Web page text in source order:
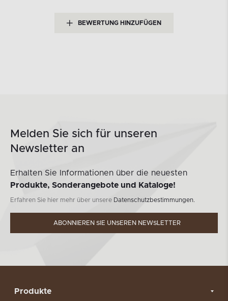
BEWERTUNG HINZUFÜGEN
Melden Sie sich für unseren
Newsletter an
Erhalten Sie Informationen über die neuesten
Produkte, Sonderangebote und Kataloge!
Erfahren Sie hier mehr über unsere Datenschutzbestimmungen.
ABONNIEREN SIE UNSEREN NEWSLETTER
Produkte